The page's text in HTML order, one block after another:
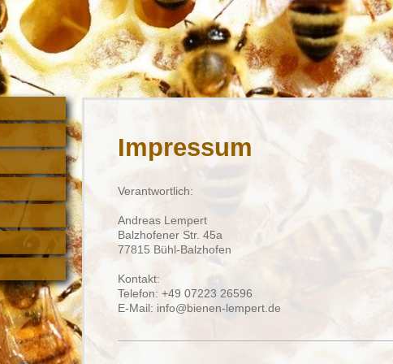
Impressum
Verantwortlich:
Andreas Lempert
Balzhofener Str. 45a
77815 Bühl-Balzhofen
Kontakt:
Telefon:+49 07223 26596
E-Mail: info@bienen-lempert.de